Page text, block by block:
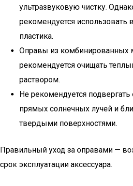
ультразвуковую чистку.
рекомендуется использовать
пластика.
Оправы из комбинированных
рекомендуется очищать
раствором.
Не рекомендуется
прямых солнечных лучей и
твердыми поверхностями.
Правильный уход за оправами —
срок эксплуатации аксессуара.